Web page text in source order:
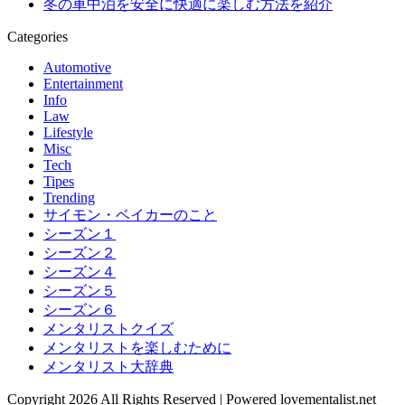
冬の車中泊を安全に快適に楽しむ方法を紹介
Categories
Automotive
Entertainment
Info
Law
Lifestyle
Misc
Tech
Tipes
Trending
サイモン・ベイカーのこと
シーズン１
シーズン２
シーズン４
シーズン５
シーズン６
メンタリストクイズ
メンタリストを楽しむために
メンタリスト大辞典
Copyright 2026 All Rights Reserved | Powered lovementalist.net